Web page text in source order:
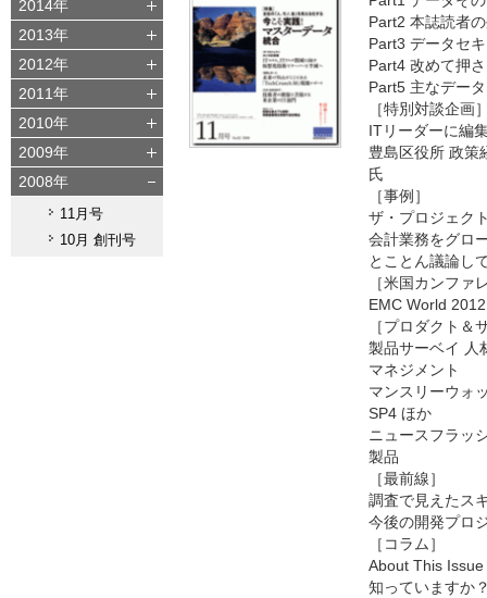
2014年
2013年
2012年
2011年
2010年
2009年
2008年
11月号
10月 創刊号
Part2 本誌読者
Part3 データセ
Part4 改めて押
Part5 主なデー
［特別対談企画
ITリーダーに編
豊島区役所 政策
氏
［事例］
ザ・プロジェク
会計業務をグロ
とことん議論し
［米国カンファ
EMC World 2012
［プロダクト＆
製品サーベイ 人
マネジメント
マンスリーウォ
SP4 ほか
ニュースフラッ
製品
［最前線］
調査で見えたス
今後の開発プロ
［コラム］
About This
知っていますか